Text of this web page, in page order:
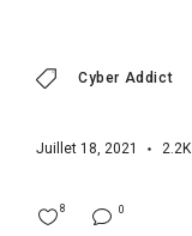
Cyber Addict
Juillet 18, 2021 2.2K
0
8